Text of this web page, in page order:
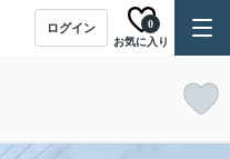
ログイン
お気に入り
0